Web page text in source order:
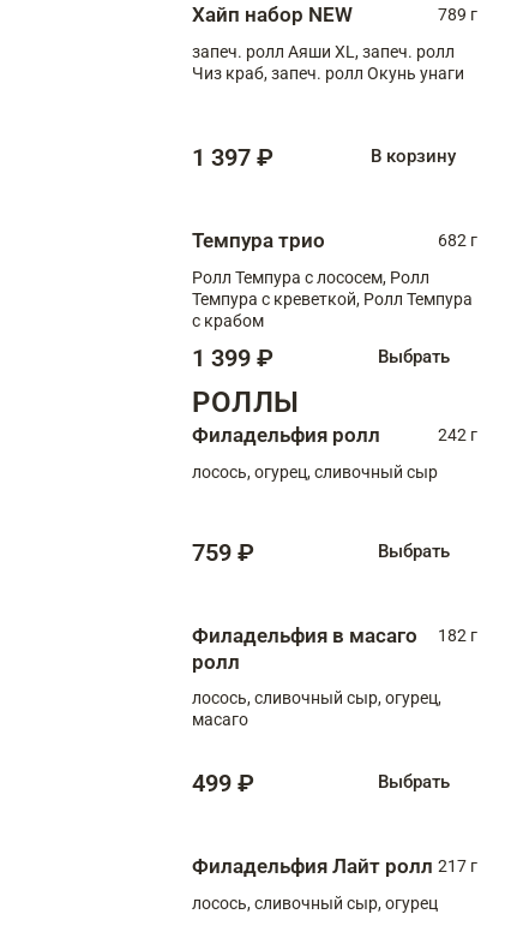
Хайп набор NEW
789 г
запеч. ролл Аяши XL, запеч. ролл
Чиз краб, запеч. ролл Окунь унаги
1 397 ₽ В корзину
Темпура трио
682 г
Ролл Темпура с лососем, Ролл
Темпура с креветкой, Ролл Темпура
с крабом
1 399 ₽ Выбрать
РОЛЛЫ
Филадельфия ролл
242 г
лосось, огурец, сливочный сыр
759 ₽ Выбрать
Филадельфия в масаго
ролл
182 г
лосось, сливочный сыр, огурец,
масаго
499 ₽ Выбрать
Филадельфия Лайт ролл 217 г
лосось, сливочный сыр, огурец